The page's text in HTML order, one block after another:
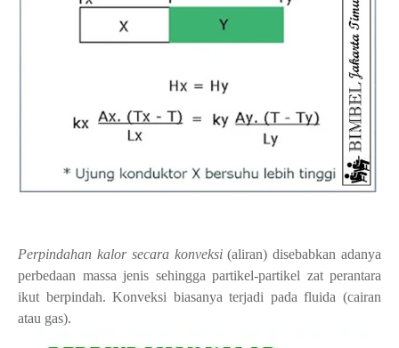
Perpindahan kalor secara konveksi(aliran) disebabkan adanya
perbedaan massa jenis sehingga partikel-partikel zat perantara
ikut berpindah. Konveksi biasanya terjadi pada fluida (cairan
atau gas).